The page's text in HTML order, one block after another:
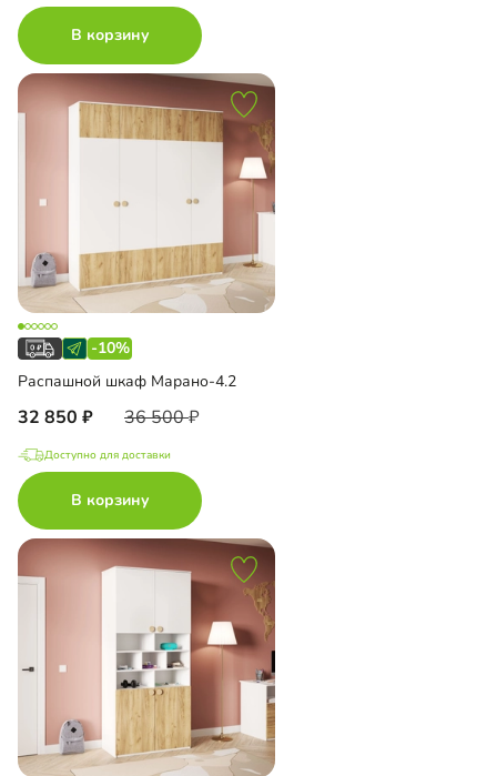
В корзину
-10%
Распашной шкаф Марано-4.2
32 850 36 500
Доступно для доставки
В корзину